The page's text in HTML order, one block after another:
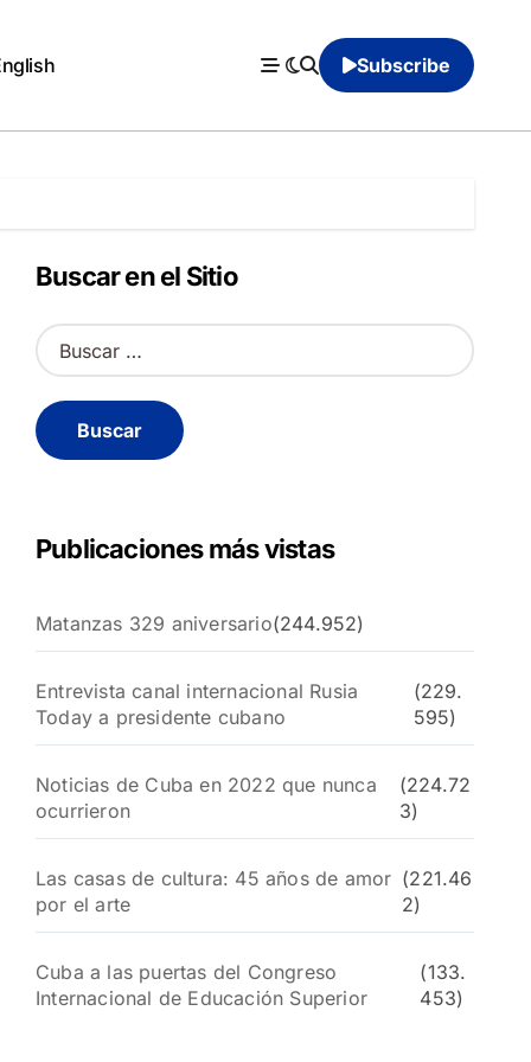
Subscribe
Buscar en el Sitio
B
u
c
a
Publicaciones más vistas
Matanzas 329 aniversario(244.952)
Entrevista canal internacional Rusia
Today a presidente cubano
(229.
595)
Noticias de Cuba en 2022 que nunca
ocurrieron
(224.72
3)
Las casas de cultura: 45 años de amor
por el arte
(221.46
2)
Cuba a las puertas del Congreso
Internacional de Educación Superior
(133.
453)